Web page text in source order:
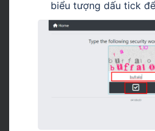
biểu tượng dấu tick